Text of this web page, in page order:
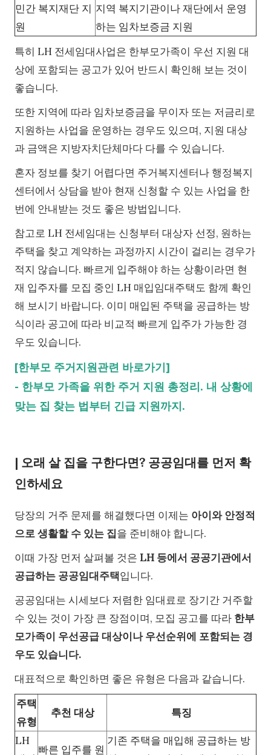
민간 복지재단 지
원
지역 복지기관이나 재단에서 운영
하는 임차보증금 지원
특히 LH 전세임대사업은 한부모가족이 우선 지원 대
상에 포함되는 공고가 있어 반드시 확인해 보는 것이
좋습니다.
또한 지역에 따라 임차보증금을 무이자 또는 저금리로
지원하는 사업을 운영하는 경우도 있으며, 지원 대상
과 금액은 지방자치단체마다 다를 수 있습니다.
혼자 정보를 찾기 어렵다면 주거복지센터나 행정복지
센터에서 상담을 받아 현재 신청할 수 있는 사업을 한
번에 안내받는 것도 좋은 방법입니다.
참고로 LH 전세임대는 신청부터 대상자 선정, 원하는
주택을 찾고 계약하는 과정까지 시간이 걸리는 경우가
적지 않습니다. 빠르게 입주해야 하는 상황이라면 현
재 입주자를 모집 중인 LH 매입임대주택도 함께 확인
해 보시기 바랍니다. 이미 매입된 주택을 공급하는 방
식이라 공고에 따라 비교적 빠르게 입주가 가능한 경
우도 있습니다.
[한부모 주거지원관련 바로가기]
- 한부모 가족을 위한 주거 지원 총정리. 내 상황에
맞는 집 찾는 법부터 긴급 지원까지.
| 오래 살 집을 구한다면? 공공임대를 먼저 확
인하세요
당장의 거주 문제를 해결했다면 이제는 아이와 안정적
으로 생활할 수 있는 집을 준비해야 합니다.
이때 가장 먼저 살펴볼 것은 LH 등에서 공공기관에서
공급하는 공공임대주택입니다.
공공임대는 시세보다 저렴한 임대료로 장기간 거주할
수 있는 것이 가장 큰 장점이며, 모집 공고를 따라 한부
모가족이 우선공급 대상이나 우선순위에 포함되는 경
우도 있습니다.
대표적으로 확인하면 좋은 유형은 다음과 같습니다.
주택
유형
추천 대상 특징
LH
빠른 입주를 원
기존 주택을 매입해 공급하는 방